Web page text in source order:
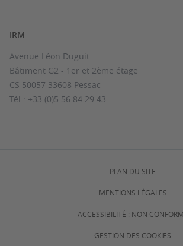
IRM
Avenue Léon Duguit
Bâtiment G2 - 1er et 2ème étage
CS 50057 33608 Pessac
Tél : +33 (0)5 56 84 29 43
PLAN DU SITE
MENTIONS LÉGALES
ACCESSIBILITÉ : NON
GESTION DES COOKIES